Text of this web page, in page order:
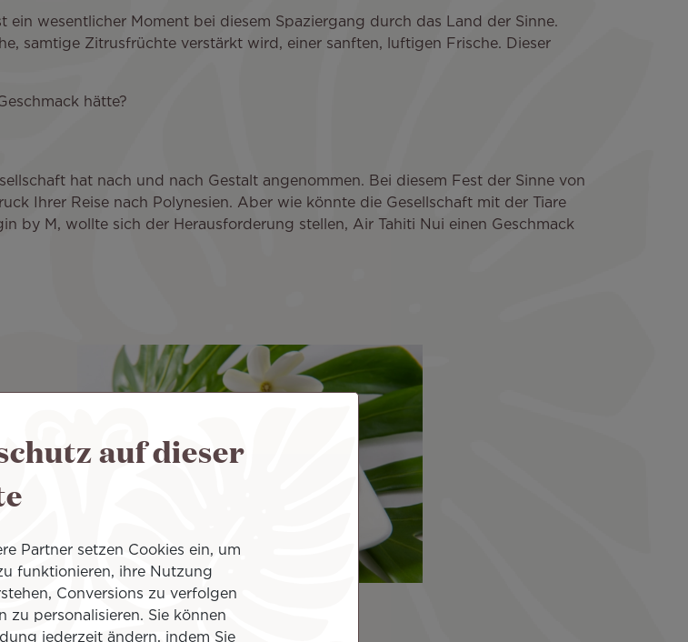
ein wesentlicher Moment bei diesem Spaziergang durch das Land der Sinne.
samtige Zitrusfrüchte verstärkt wird, einer sanften, luftigen Frische. Dieser
hätte?
hat nach und nach Gestalt angenommen. Bei diesem Fest der Sinne von
Ihrer Reise nach Polynesien. Aber wie könnte die Gesellschaft mit der Tiare
by M, wollte sich der Herausforderung stellen, Air Tahiti Nui einen Geschmack
die das
von
zu
bei
auf dieser
Partner setzen Cookies ein, um
funktionieren, ihre Nutzung
Conversions zu verfolgen
zu personalisieren. Sie können
jederzeit ändern, indem Sie